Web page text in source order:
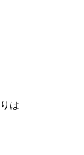
は